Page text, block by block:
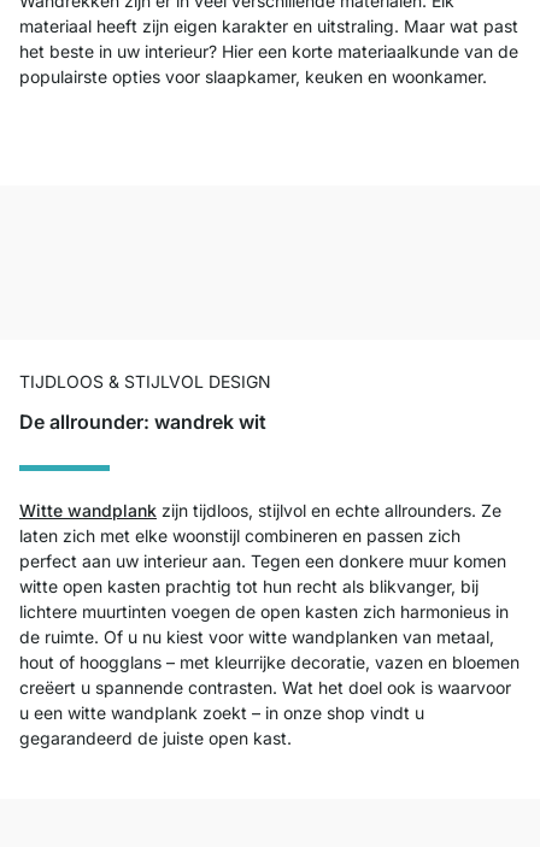
materiaal heeft zijn eigen karakter en uitstraling. Maar wat past
het beste in uw interieur? Hier een korte materiaalkunde van de
populairste opties voor slaapkamer, keuken en woonkamer.
TIJDLOOS & STIJLVOL DESIGN
De allrounder: wandrek wit
Witte wandplank zijn tijdloos, stijlvol en echte allrounders. Ze
laten zich met elke woonstijl combineren en passen zich
perfect aan uw interieur aan. Tegen een donkere muur komen
witte open kasten prachtig tot hun recht als blikvanger, bij
lichtere muurtinten voegen de open kasten zich harmonieus in
de ruimte. Of u nu kiest voor witte wandplanken van metaal,
hout of hoogglans – met kleurrijke decoratie, vazen en bloemen
creëert u spannende contrasten. Wat het doel ook is waarvoor
u een witte wandplank zoekt – in onze shop vindt u
gegarandeerd de juiste open kast.